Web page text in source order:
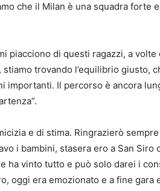
che il Milan è una squadra forte
piacciono di questi ragazzi, a
trovando l’equilibrio giusto,
importanti. Il percorso è ancora
e di stima. Ringrazierò
i bambini, stasera ero a San Siro
ha vinto tutto e può solo darei i
oggi era emozionato e a fine gara